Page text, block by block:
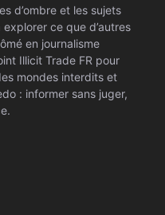
d’ombre et les sujets
ce que d’autres
en journalisme
Illicit Trade FR pour
mondes interdits et
: informer sans juger,